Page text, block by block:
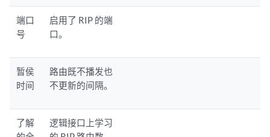
端口
号
启用了 RIP 的端
口。
暂侯
时间
路由既不播发也
不更新的间隔。
了解
逻辑接口上学习